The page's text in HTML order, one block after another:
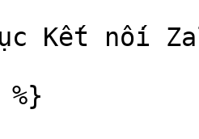
Kết nối